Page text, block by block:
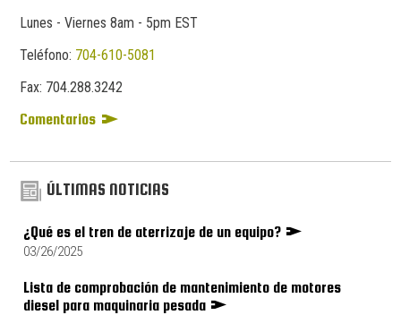
Lunes - Viernes 8am - 5pm EST
Teléfono: 704-610-5081
Fax: 704.288.3242
Comentarios
ÚLTIMAS NOTICIAS
¿Qué es el tren de aterrizaje de un equipo?
03/26/2025
Lista de comprobación de mantenimiento de motores
diesel para maquinaria pesada